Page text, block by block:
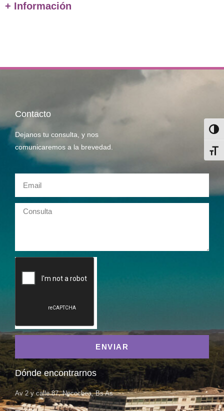
+ Información
Contacto
Dejanos tu consulta, y nos
comunicaremos a la brevedad.
ENVIAR
Dónde encontrarnos
Av 2 y calle 87, Necochea, Bs As